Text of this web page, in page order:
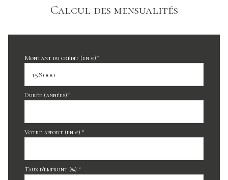
Calcul des mensualités
Montant du crédit (en €)*
Durée (années)*
Votre apport (en €) *
Taux d'emprunt (%) *